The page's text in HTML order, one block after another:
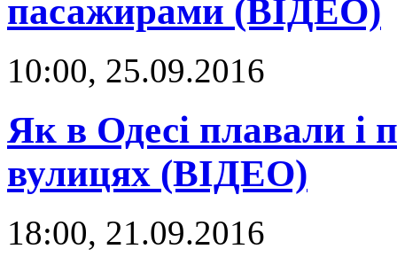
пасажирами (ВІДЕО)
10:00, 25.09.2016
Як в Одесі плавали і
вулицях (ВІДЕО)
18:00, 21.09.2016